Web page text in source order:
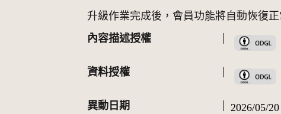
升級作業完成後，會員功能將自動恢復
內容描述授權
資料授權
異動日期 2026/05/20